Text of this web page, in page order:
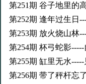
第251期 谷子地里的
第252期 逢年过生日
第253期 放火烧山林
第254期 杯弓蛇影
第255期 缸里无水
第256期 带了秤杆忘